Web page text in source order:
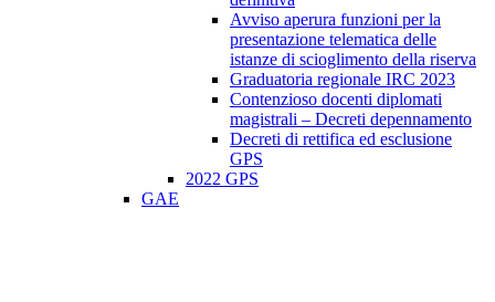
Avviso aperura funzioni per la
presentazione telematica delle
istanze di scioglimento della riserva
Graduatoria regionale IRC 2023
Contenzioso docenti diplomati
magistrali – Decreti depennamento
Decreti di rettifica ed esclusione
GPS
2022 GPS
GAE